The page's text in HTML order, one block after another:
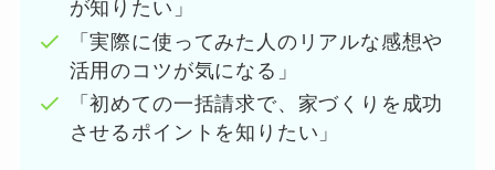
が知りたい」
「実際に使ってみた人のリアルな感想や
活用のコツが気になる」
「初めての一括請求で、家づくりを成功
させるポイントを知りたい」